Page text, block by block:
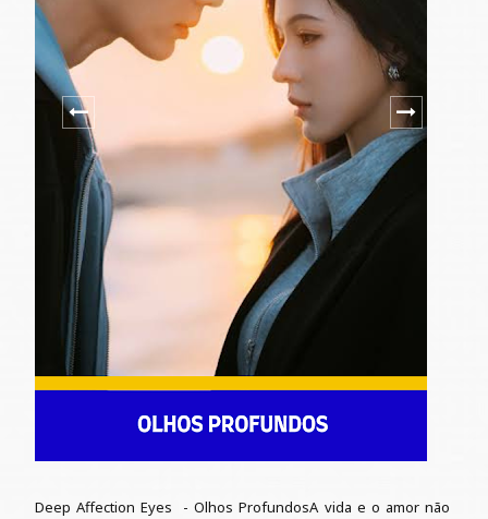
Deep Affection Eyes - Olhos ProfundosA vida e o amor não